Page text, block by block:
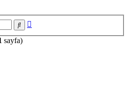
Ara
sayfa)